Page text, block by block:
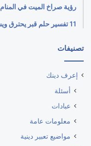
رؤية صراخ الميت في المنام
11 تفسير حلم قبر يحترق ويشعل بشدة في المنام؟
تصنيفات
إعرف دينك
أسئلة
عبادات
معلومات عامة
مواضيع تعبير دينية